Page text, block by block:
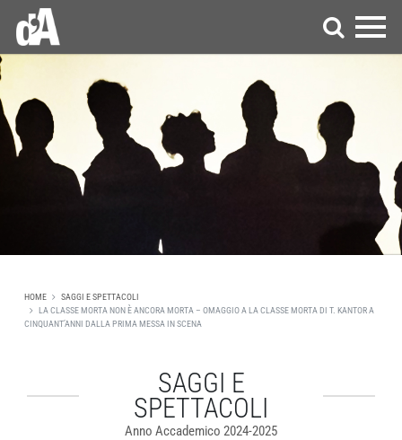
HOME
SAGGI E SPETTACOLI
LA CLASSE MORTA NON È ANCORA MORTA – OMAGGIO A LA CLASSE MORTA DI T. KANTOR A
CINQUANT’ANNI DALLA PRIMA MESSA IN SCENA
SAGGI E
SPETTACOLI
Anno Accademico 2024-2025